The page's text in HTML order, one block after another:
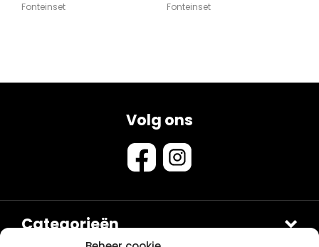
Fonteinset Fonteinset
Categorieën
Volg ons